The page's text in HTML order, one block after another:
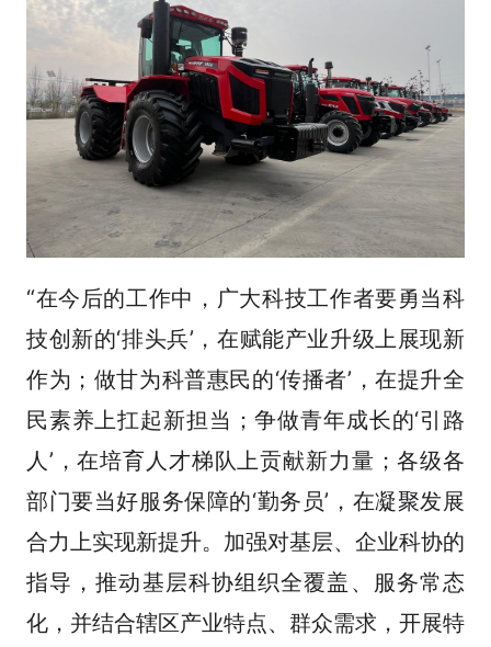
“在今后的工作中，广大科技工作者要勇当科
技创新的‘排头兵’，在赋能产业升级上展现新
作为；做甘为科普惠民的‘传播者’，在提升全
民素养上扛起新担当；争做青年成长的‘引路
人’，在培育人才梯队上贡献新力量；各级各
部门要当好服务保障的‘勤务员’，在凝聚发展
合力上实现新提升。加强对基层、企业科协的
指导，推动基层科协组织全覆盖、服务常态
化，并结合辖区产业特点、群众需求，开展特